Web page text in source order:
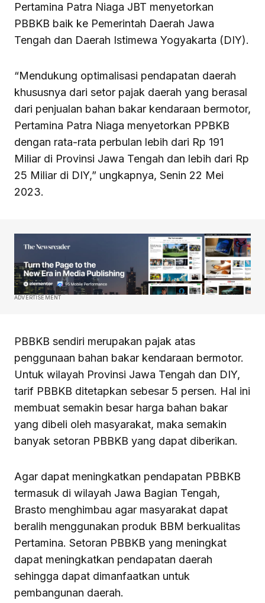
Pertamina Patra Niaga JBT menyetorkan
PBBKB baik ke Pemerintah Daerah Jawa
Tengah dan Daerah Istimewa Yogyakarta (DIY).
“Mendukung optimalisasi pendapatan daerah
khususnya dari setor pajak daerah yang berasal
dari penjualan bahan bakar kendaraan bermotor,
Pertamina Patra Niaga menyetorkan PPBKB
dengan rata-rata perbulan lebih dari Rp 191
Miliar di Provinsi Jawa Tengah dan lebih dari Rp
25 Miliar di DIY,” ungkapnya, Senin 22 Mei
2023.
ADVERTISEMENT
PBBKB sendiri merupakan pajak atas
penggunaan bahan bakar kendaraan bermotor.
Untuk wilayah Provinsi Jawa Tengah dan DIY,
tarif PBBKB ditetapkan sebesar 5 persen. Hal ini
membuat semakin besar harga bahan bakar
yang dibeli oleh masyarakat, maka semakin
banyak setoran PBBKB yang dapat diberikan.
Agar dapat meningkatkan pendapatan PBBKB
termasuk di wilayah Jawa Bagian Tengah,
Brasto menghimbau agar masyarakat dapat
beralih menggunakan produk BBM berkualitas
Pertamina. Setoran PBBKB yang meningkat
dapat meningkatkan pendapatan daerah
sehingga dapat dimanfaatkan untuk
pembangunan daerah.